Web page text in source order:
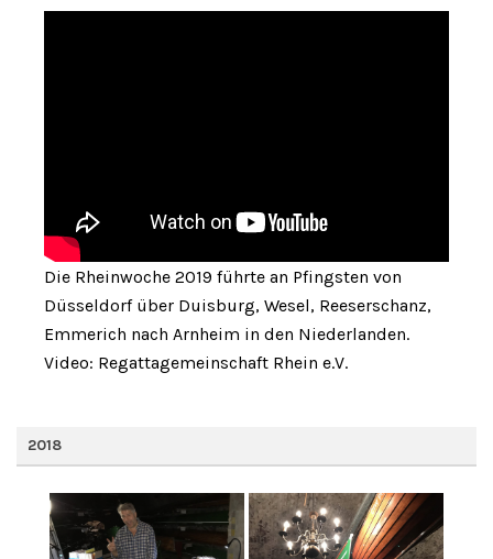
Die Rheinwoche 2019 führte an Pfingsten von
Düsseldorf über Duisburg, Wesel, Reeserschanz,
Emmerich nach Arnheim in den Niederlanden.
Video: Regattagemeinschaft Rhein e.V.
2018